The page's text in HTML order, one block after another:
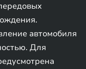
автомобиля
Для